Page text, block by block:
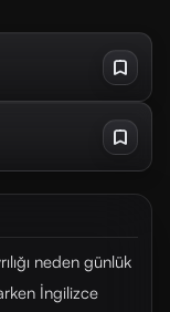
neden günlük
İngilizce